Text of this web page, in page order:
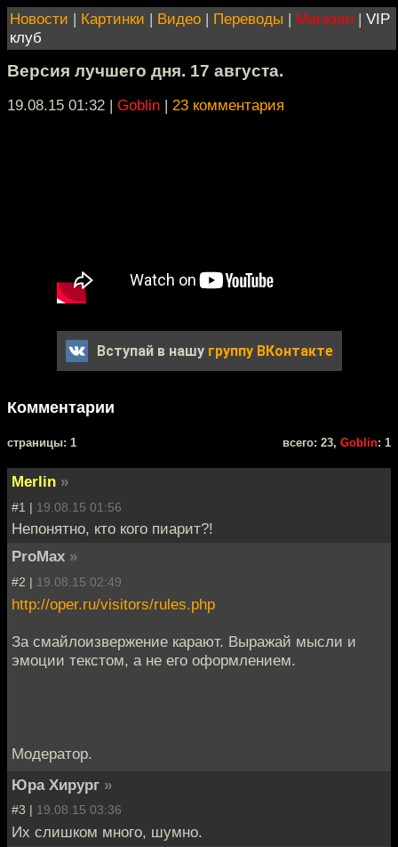
Новости | Картинки | Видео | Переводы | Магазин | VIP
клуб
Версия лучшего дня. 17 августа.
19.08.15 01:32 | Goblin | 23 комментария
Вступай в нашу группу ВКонтакте
Комментарии
cтраницы: 1 всего: 23, Goblin: 1
Merlin »
#1 | 19.08.15 01:56
Непонятно, кто кого пиарит?!
ProMax »
#2 | 19.08.15 02:49
http://oper.ru/visitors/rules.php
За смайлоизвержение карают. Выражай мысли и
эмоции текстом, а не его оформлением.
Модератор.
Юра Хирург »
#3 | 19.08.15 03:36
Их слишком много, шумно.